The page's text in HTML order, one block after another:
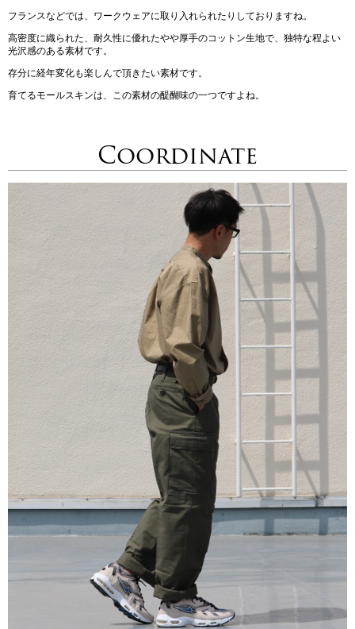
フランスなどでは、ワークウェアに取り入れられたりしておりますね。
高密度に織られた、耐久性に優れたやや厚手のコットン生地で、独特な程よい
光沢感のある素材です。
存分に経年変化も楽しんで頂きたい素材です。
育てるモールスキンは、この素材の醍醐味の一つですよね。
Coordinate